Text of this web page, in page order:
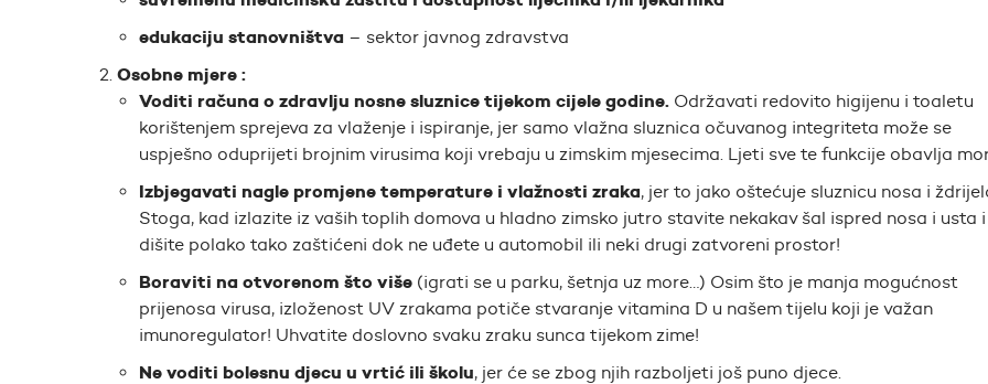
edukaciju stanovništva– sektor javnog zdravstva
Osobne mjere :
Voditi računa o zdravlju nosne sluznice tijekom cijele godine.Održavati redovito higijenu i toaletu
korištenjem sprejeva za vlaženje i ispiranje, jer samo vlažna sluznica očuvanog integriteta može se
uspješno oduprijeti brojnim virusima koji vrebaju u zimskim mjesecima. Ljeti sve te funkcije obavlja
Izbjegavati nagle promjene temperature i vlažnosti zraka, jer to jako oštećuje sluznicu nosa i
Stoga, kad izlazite iz vaših toplih domova u hladno zimsko jutro stavite nekakav šal ispred nosa i usta i
dišite polako tako zaštićeni dok ne uđete u automobil ili neki drugi zatvoreni prostor!
Boraviti na otvorenom što više(igrati se u parku, šetnja uz more…) Osim što je manja mogućnost
prijenosa virusa, izloženost UV zrakama potiče stvaranje vitamina D u našem tijelu koji je važan
imunoregulator! Uhvatite doslovno svaku zraku sunca tijekom zime!
Ne voditi bolesnu djecu u vrtić ili školu, jer će se zbog njih razboljeti još puno djece.